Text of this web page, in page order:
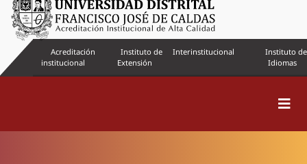
Acreditación
institucional
Instituto de
Extensión
Interinstitucional
Instituto de
Idiomas